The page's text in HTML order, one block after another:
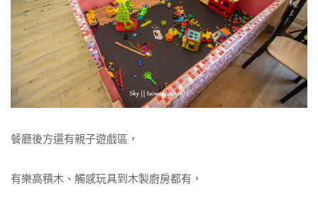
餐廳後方還有親子遊戲區，
有樂高積木、觸感玩具到木製廚房都有，